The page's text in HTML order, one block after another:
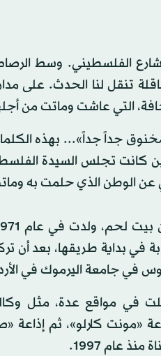
الفلسطيني. وسط
تنقل لنا الحدث. على
التي عاشت وماتت من
جداً جداً»... بهذه
كانت تجلس السيدة
الوطن الذي حلمت به
في بداية طريقها، بعد أن
في جامعة اليرموك في
مواقع عدة، مثل وكالة
«مونت كارلو»، ثم
عام 1997.